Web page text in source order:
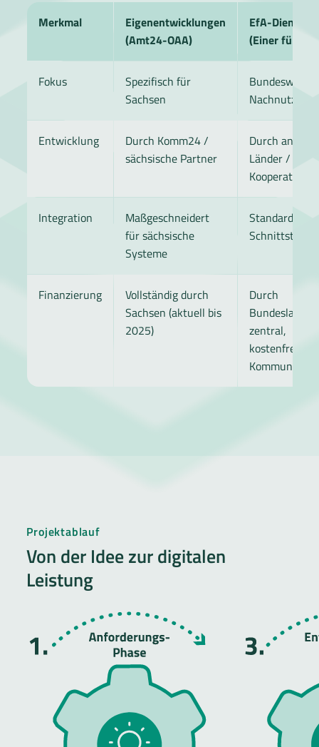
Merkmal
Eigenentwicklungen
(Amt24-OAA)
EfA-Dienste
(Einer für
Fokus
Spezifisch für
Sachsen
Bundesweite
Nachnutzung
Entwicklung
Durch Komm24 /
sächsische Partner
Durch andere
Länder /
Integration
Maßgeschneidert
für sächsische
Systeme
Schnittstellen
Finanzierung
Vollständig durch
Sachsen (aktuell bis
2025)
Durch
Bundesland
zentral,
kostenfrei für
Kommunen
Von der Idee zur digitalen
Leistung
Projektablauf